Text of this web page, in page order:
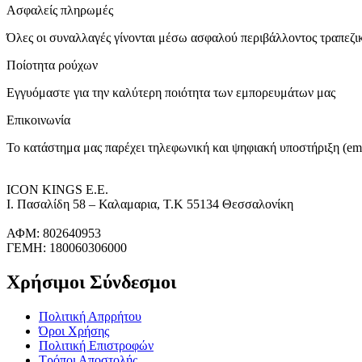
Ασφαλείς πληρωμές
Όλες οι συναλλαγές γίνονται μέσω ασφαλού περιβάλλοντος
Ποίοτητα ρούχων
Εγγυόμαστε για την καλύτερη ποιότητα των εμπορευμάτων μας
Επικοινωνία
Το κατάστημα μας παρέχει τηλεφωνική και ψηφιακή υποστήριξη
ICON KINGS Ε.Ε.
Ι. Πασαλίδη 58 – Καλαμαρια, Τ.Κ 55134 Θεσσαλονίκη
ΑΦΜ: 802640953
ΓΕΜΗ: 180060306000
Χρήσιμοι Σύνδεσμοι
Πολιτική Απρρήτου
Όροι Χρήσης
Πολιτική Επιστροφών